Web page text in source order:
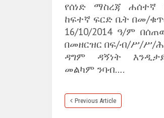
የሰነድ ማስረጃ ሐሰተኛ
ከፍተኛ ፍርድ ቤት በመ/
16/10/2014 ዓ/ም
በመዘርዝር በፍ/ብ/ሥ/ሥ/
ዳግም ዳኝነት
መልካም ንባብ….
Previous Article